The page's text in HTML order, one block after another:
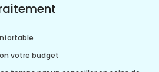
votre budget